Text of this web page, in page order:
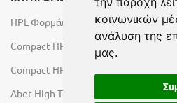
κοινωνικών
ανάλυση της
μας.
HPL Φορμάικες
Compact HPL Εσωτερικού Χώρου
Compact HPL Εξωτερικού Χώρου
Abet High Tech Solutions